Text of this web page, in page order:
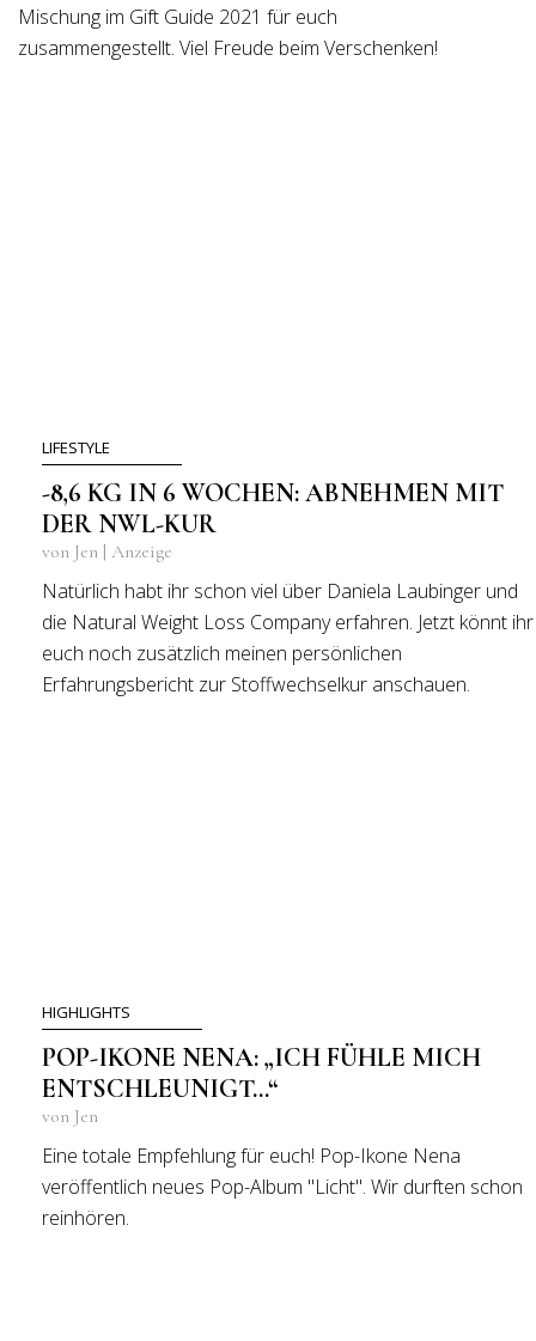
Mischung im Gift Guide 2021 für euch
zusammengestellt. Viel Freude beim Verschenken!
LIFESTYLE
-8,6 KG IN 6 WOCHEN: ABNEHMEN MIT
DER NWL-KUR
von Jen | Anzeige
Natürlich habt ihr schon viel über Daniela Laubinger und
die Natural Weight Loss Company erfahren. Jetzt könnt ihr
euch noch zusätzlich meinen persönlichen
Erfahrungsbericht zur Stoffwechselkur anschauen.
HIGHLIGHTS
POP-IKONE NENA: „ICH FÜHLE MICH
ENTSCHLEUNIGT…“
von Jen
Eine totale Empfehlung für euch! Pop-Ikone Nena
veröffentlich neues Pop-Album "Licht". Wir durften schon
reinhören.